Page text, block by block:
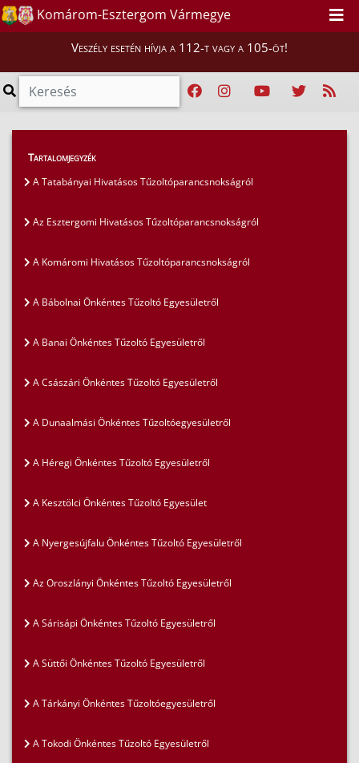
Komárom-Esztergom Vármegye
Veszély esetén hívja a 112-t vagy a 105-öt!
Magunkról
Komárom-Esztergom vármegyében működő
> A Dunaalmási Önkéntes Tűzoltóegyesületről
Tartalomjegyzék
A Tatabányai Hivatásos Tűzoltóparancsnokságról
Az Esztergomi Hivatásos Tűzoltóparancsnokságról
A Komáromi Hivatásos Tűzoltóparancsnokságról
A Bábolnai Önkéntes Tűzoltó Egyesületről
A Banai Önkéntes Tűzoltó Egyesületről
A Császári Önkéntes Tűzoltó Egyesületről
A Dunaalmási Önkéntes Tűzoltóegyesületről
A Héregi Önkéntes Tűzoltó Egyesületről
A Kesztölci Önkéntes Tűzoltó Egyesület
A Nyergesújfalu Önkéntes Tűzoltó Egyesületről
Az Oroszlányi Önkéntes Tűzoltó Egyesületről
A Sárisápi Önkéntes Tűzoltó Egyesületről
A Süttői Önkéntes Tűzoltó Egyesületről
A Tárkányi Önkéntes Tűzoltóegyesületről
A Tokodi Önkéntes Tűzoltó Egyesületről